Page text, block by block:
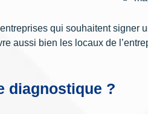
qui souhaitent signer
aussi bien les locaux de
diagnostique ?